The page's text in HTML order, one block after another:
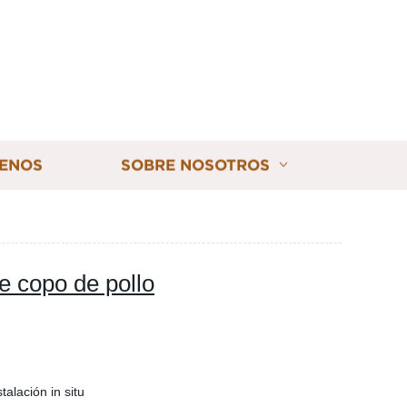
SOBRE NOSOTROS
copo de pollo
in situ